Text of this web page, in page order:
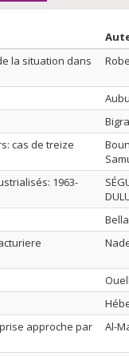
la situation dans
cas de treize
1963-
approche par
Al-